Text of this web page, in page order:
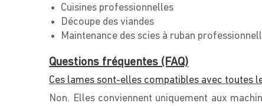
Cuisines professionnelles
Découpe des viandes
Maintenance des scies à ruban
Questions fréquentes (FAQ)
Ces lames sont-elles compatibles avec toutes
Non. Elles conviennent uniquement aux